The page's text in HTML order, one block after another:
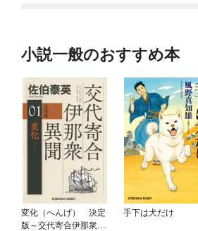
小説一般のおすすめ本
変化（へんげ） 決定
版～交代寄合伊那衆異
手下は犬だけ